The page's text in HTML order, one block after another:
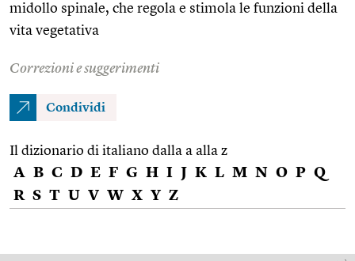
midollo spinale, che regola e stimola le funzioni della
vita vegetativa
Correzioni e suggerimenti
Condividi
Il dizionario di italiano dalla a alla z
A B C D E F G H I J K L M N O P Q
R S T U V W X Y Z